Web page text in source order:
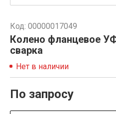
Код: 00000017049
Колено фланцевое
сварка
Нет в наличии
По запросу